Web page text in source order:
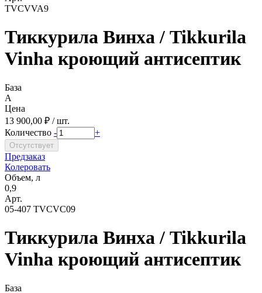
TVCVVA9
Тиккурила Винха / Tikkurila
Vinha кроющий антисептик
База
A
Цена
13 900,00 ₽ / шт.
Количество - +
Предзаказ
Колеровать
Объем, л
0,9
Арт.
05-407 TVCVC09
Тиккурила Винха / Tikkurila
Vinha кроющий антисептик
База